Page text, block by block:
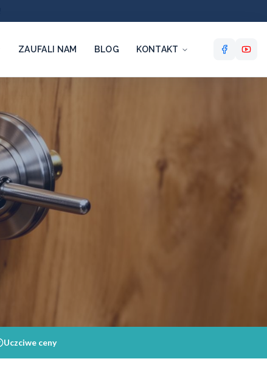
ZAUFALI NAM BLOG KONTAKT
Uczciwe ceny